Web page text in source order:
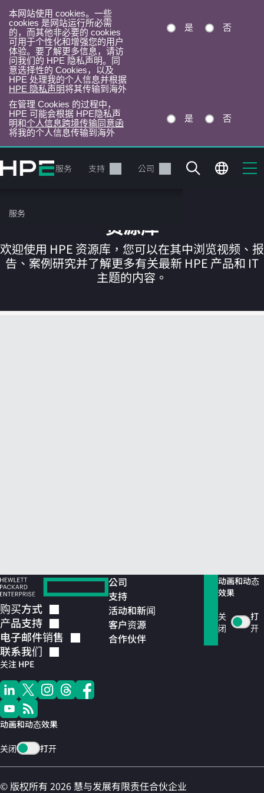
本网站使用 cookies。一些
cookies 是网站运行所必需
的，而其他非必要的 cookies
可用于个性化和增强您的用户
体验。要了解更多信息，请访
问我们的 HPE 隐私声明。同
意选择性的 Cookies，以及
HPE 处理我的个人信息并根据
HPE 隐私声明将其传输到海外
是 否
在管理 Cookies 的过程中，
HPE 可能会根据 HPE隐私声
明和个人信息跨境传输同意函
将我的个人信息传输到海外
是 否
转
到
目
录
产品 服务 支持 公司
服务
您的购物车目前是空的
资源库
欢迎使用 HPE 资源库，您可以在其中浏览视频、报
告、案例研究并了解更多有关最新 HPE 产品和 IT
主题的内容。
购买方式
产品支持
电子邮件销售
联系我们
关注 HPE
动画和动态效果
关闭 打开
公司
支持
活动和新闻
客户资源
合作伙伴
动画和动态
效果
关
闭
打
开
© 版权所有 2026 慧与发展有限责任合伙企业